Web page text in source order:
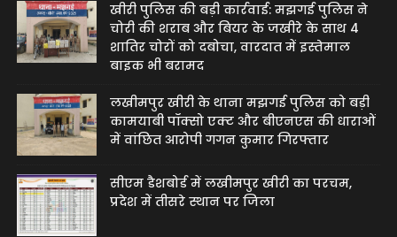
खीरी पुलिस की बड़ी कार्रवाई: मझगई पुलिस ने
चोरी की शराब और बियर के जखीरे के साथ 4
शातिर चोरों को दबोचा, वारदात में इस्तेमाल
बाइक भी बरामद
लखीमपुर खीरी के थाना मझगई पुलिस को बड़ी
कामयाबी पॉक्सो एक्ट और बीएनएस की धाराओं
में वांछित आरोपी गगन कुमार गिरफ्तार
सीएम डैशबोर्ड में लखीमपुर खीरी का परचम,
प्रदेश में तीसरे स्थान पर जिला